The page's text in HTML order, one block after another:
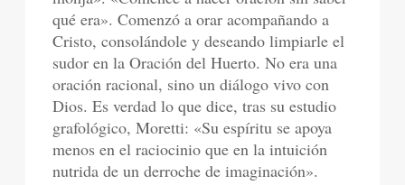
qué era». Comenzó a orar acompañando a
Cristo, consolándole y deseando limpiarle el
sudor en la Oración del Huerto. No era una
oración racional, sino un diálogo vivo con
Dios. Es verdad lo que dice, tras su estudio
grafológico, Moretti: «Su espíritu se apoya
menos en el raciocinio que en la intuición
nutrida de un derroche de imaginación».